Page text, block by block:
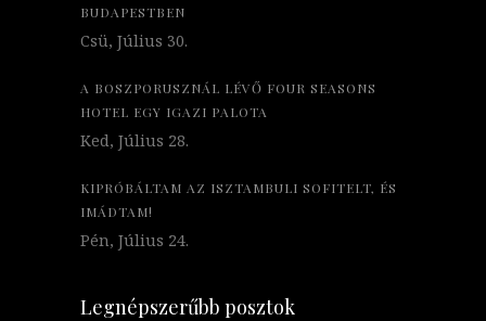
BUDAPESTBEN
Csü, Július 30.
A BOSZPORUSZNÁL LÉVŐ FOUR SEASONS
HOTEL EGY IGAZI PALOTA
Ked, Július 28.
KIPRÓBÁLTAM AZ ISZTAMBULI SOFITELT, ÉS
IMÁDTAM!
Pén, Július 24.
Legnépszerűbb posztok